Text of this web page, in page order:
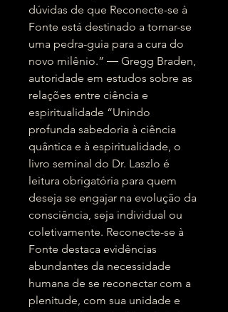
dúvidas de que Reconecte-se à
Fonte está destinado a tornar-se
uma pedra-guia para a cura do
novo milênio.” ― Gregg Braden,
autoridade em estudos sobre as
relações entre ciência e
espiritualidade “Unindo
profunda sabedoria à ciência
quântica e à espiritualidade, o
livro seminal do Dr. Laszlo é
leitura obrigatória para quem
deseja se engajar na evolução da
consciência, seja individual ou
coletivamente. Reconecte-se à
Fonte destaca evidências
abundantes da necessidade
humana de se reconectar com a
plenitude, com sua unidade e